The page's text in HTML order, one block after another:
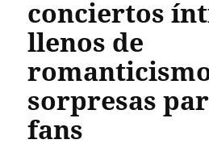
conciertos
llenos de
sorpresas
fans